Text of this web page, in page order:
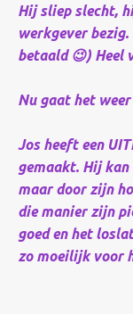
Hij sliep slecht,
werkgever
betaald 😉) Heel
Nu gaat het weer
Jos heeft een
gemaakt. Hij
maar door zijn
die manier zijn
goed en het
zo moeilijk voor